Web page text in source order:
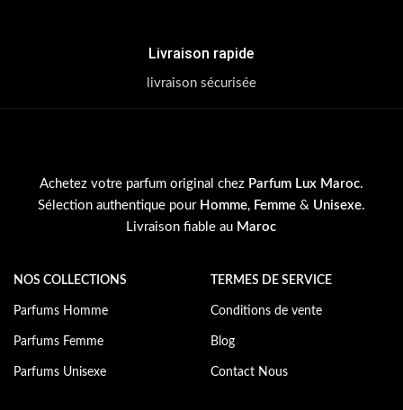
Livraison rapide
livraison sécurisée
Achetez votre parfum original chez Parfum Lux Maroc.
Sélection authentique pour Homme, Femme& Unisexe.
Livraison fiable au Maroc
NOS COLLECTIONS
Parfums Homme
Parfums Femme
Parfums Unisexe
TERMES DE SERVICE
Conditions de vente
Blog
Contact Nous